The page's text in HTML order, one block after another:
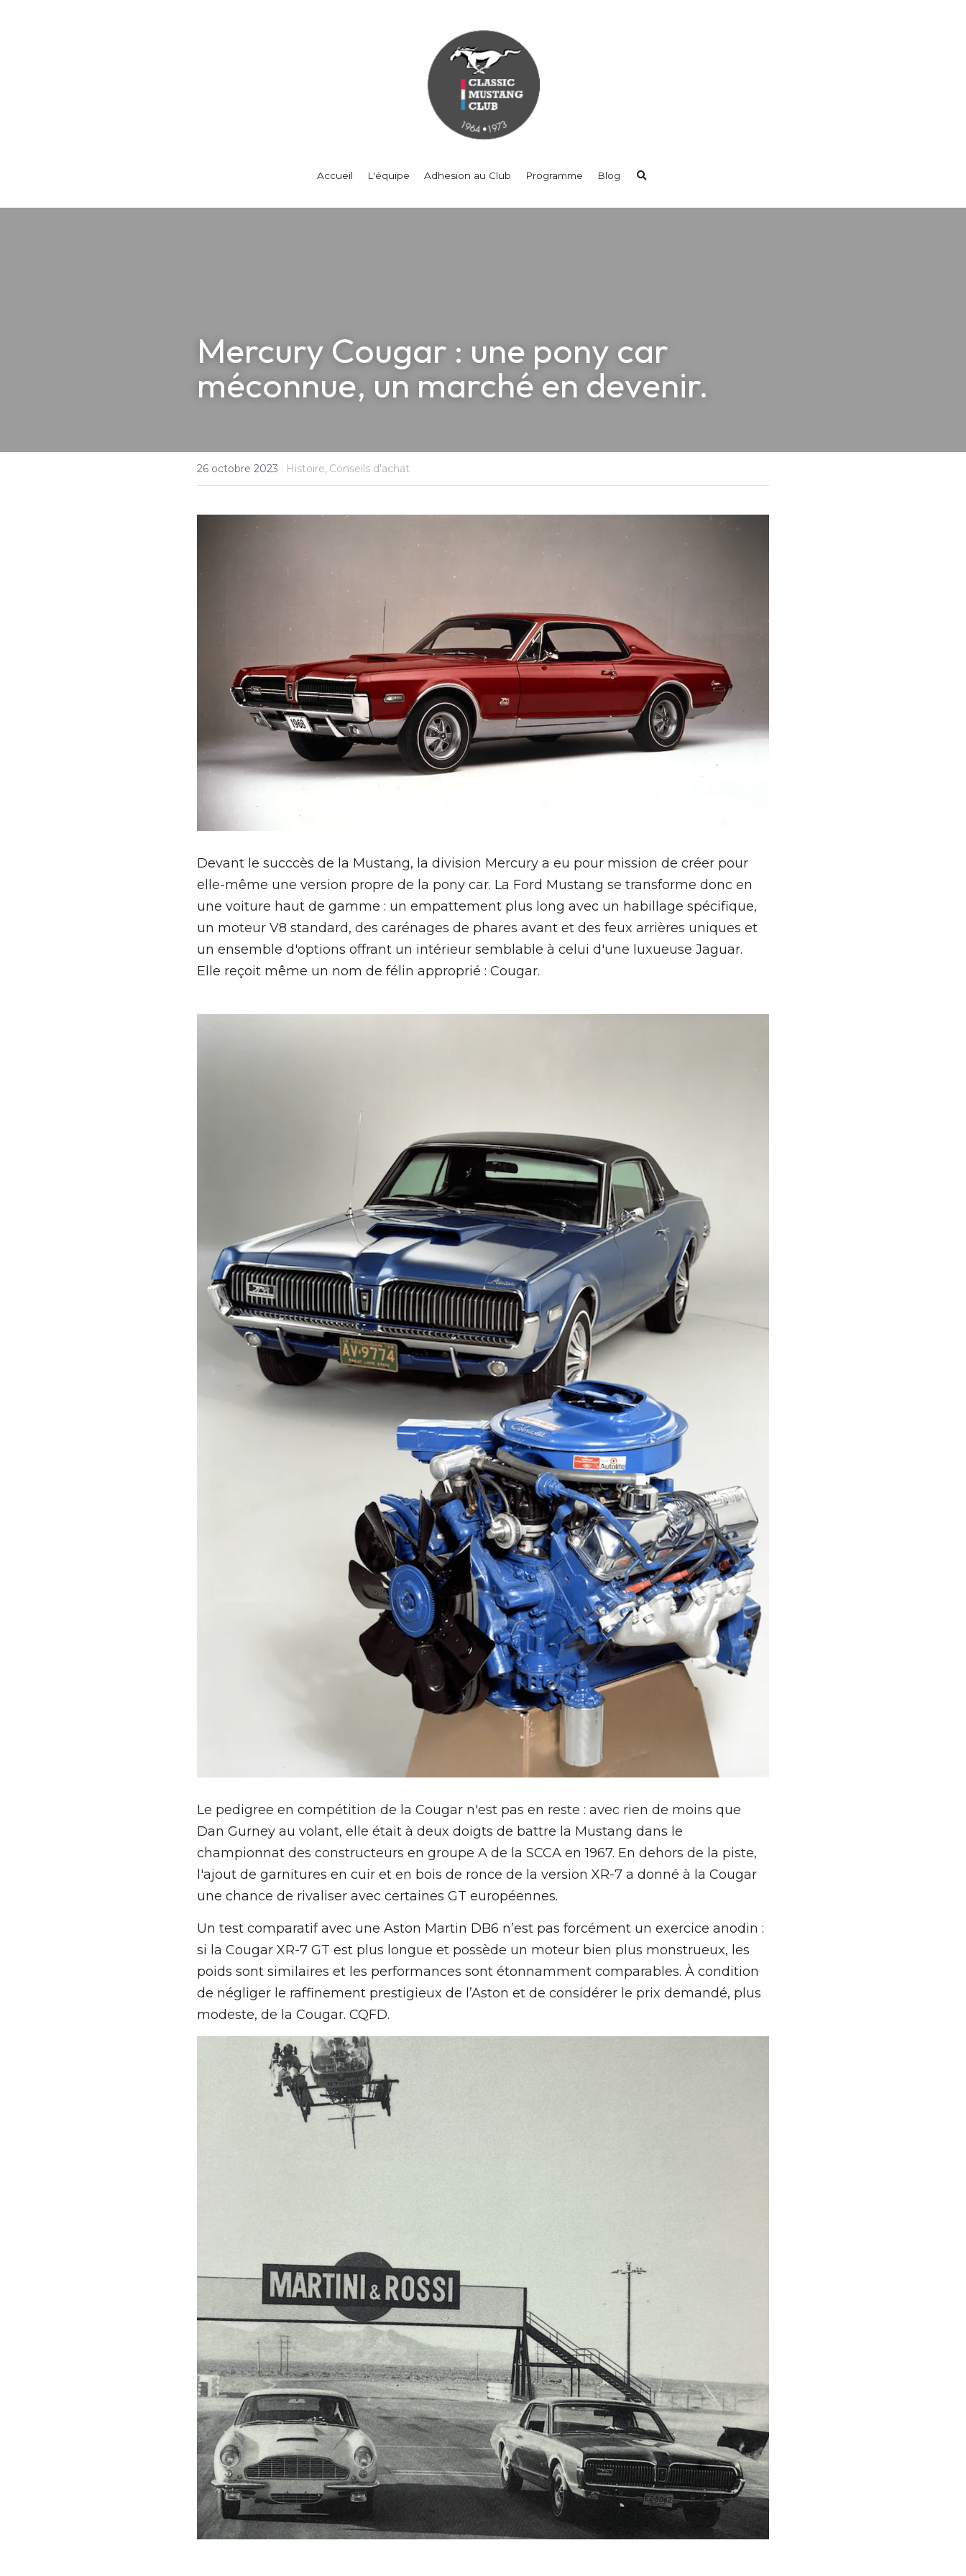
Accueil L'équipe Adhesion au Club Programme Blog
Mercury Cougar : une pony car
méconnue, un marché en devenir.
26 octobre 2023 · Histoire, Conseils d'achat
Devant le succcès de la Mustang, la division Mercury a eu pour mission de créer pour
elle-même une version propre de la pony car. La Ford Mustang se transforme donc en
une voiture haut de gamme : un empattement plus long avec un habillage spécifique,
un moteur V8 standard, des carénages de phares avant et des feux arrières uniques et
un ensemble d'options offrant un intérieur semblable à celui d'une luxueuse Jaguar.
Elle reçoit même un nom de félin approprié : Cougar.
Le pedigree en compétition de la Cougar n'est pas en reste : avec rien de moins que
Dan Gurney au volant, elle était à deux doigts de battre la Mustang dans le
championnat des constructeurs en groupe A de la SCCA en 1967. En dehors de la piste,
l'ajout de garnitures en cuir et en bois de ronce de la version XR-7 a donné à la Cougar
une chance de rivaliser avec certaines GT européennes.
Un test comparatif avec une Aston Martin DB6 n’est pas forcément un exercice anodin :
si la Cougar XR-7 GT est plus longue et possède un moteur bien plus monstrueux, les
poids sont similaires et les performances sont étonnamment comparables. À condition
de négliger le raffinement prestigieux de l’Aston et de considérer le prix demandé, plus
modeste, de la Cougar. CQFD.